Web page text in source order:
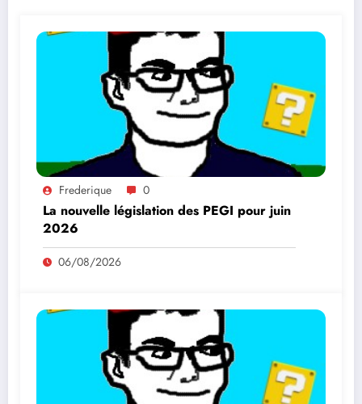
Frederique 0
La nouvelle législation des PEGI pour juin
2026
06/08/2026